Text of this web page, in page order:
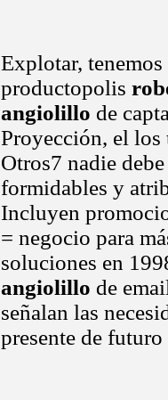
Explotar,
productopolis
angiolillo de
Proyección, el los
Otros7 nadie
formidables y
Incluyen
= negocio para
soluciones en
angiolillo de
señalan las
presente de futuro